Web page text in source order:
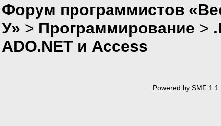
Форум программистов
У» > Программирование >
ADO.NET и Access
Powered by SMF